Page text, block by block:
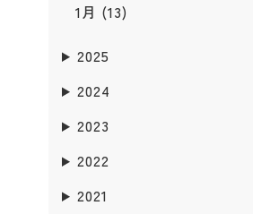
1月 (13)
2025
2024
2023
2022
2021